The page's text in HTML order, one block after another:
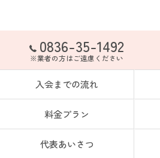
0836-35-1492
※業者の方はご遠慮ください
入会までの流れ
料金プラン
代表あいさつ